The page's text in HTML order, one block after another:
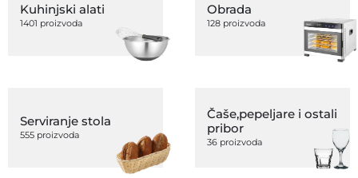
Kuhinjski alati
1401 proizvoda
Obrada
128 proizvoda
Serviranje stola
555 proizvoda
Čaše,pepeljare i ostali
pribor
36 proizvoda